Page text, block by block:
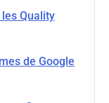
Quality
de Google